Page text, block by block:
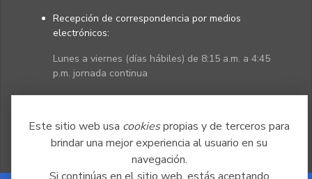
Este sitio web usa cookiespropias y de terceros para
brindar una mejor experiencia al usuario en su
navegación.
Recepción de correspondencia por medios
electrónicos:
Lunes a viernes (días hábiles) de 8:15 a.m. a 4:45
p.m. jornada continua